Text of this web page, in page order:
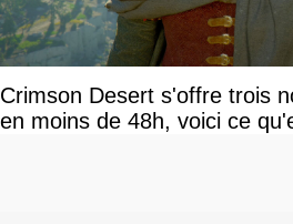
Crimson Desert s'offre trois
en moins de 48h, voici ce